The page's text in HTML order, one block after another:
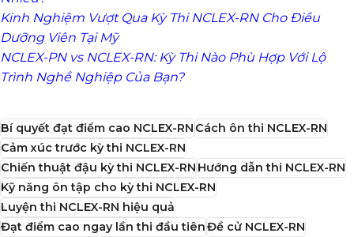
Kinh Nghiệm Vượt Qua Kỳ Thi NCLEX-RN Cho Điều
Dưỡng Viên Tại Mỹ
NCLEX-PN vs NCLEX-RN: Kỳ Thi Nào Phù Hợp Với Lộ
Trình Nghề Nghiệp Của Bạn?
Bí quyết đạt điểm cao NCLEX-RNCách ôn thi NCLEX-RN
Cảm xúc trước kỳ thi NCLEX-RN
Chiến thuật đậu kỳ thi NCLEX-RNHướng dẫn thi NCLEX-RN
Kỹ năng ôn tập cho kỳ thi NCLEX-RN
Luyện thi NCLEX-RN hiệu quả
Đạt điểm cao ngay lần thi đầu tiênĐề cử NCLEX-RN